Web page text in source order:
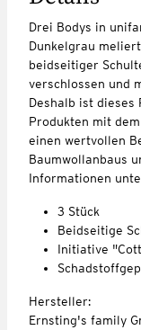
Drei Bodys in
Dunkelgrau
beidseitiger
verschlossen und
Deshalb ist dieses
Produkten mit
einen wertvollen
Baumwollanbaus
Informationen
3 Stück
Beidseitige
Initiative
Hersteller:
Ernsting's family